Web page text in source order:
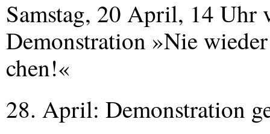
Samstag, 20 April, 14 Uhr
Demonstration »Nie
chen!«
28. April: Demonstration